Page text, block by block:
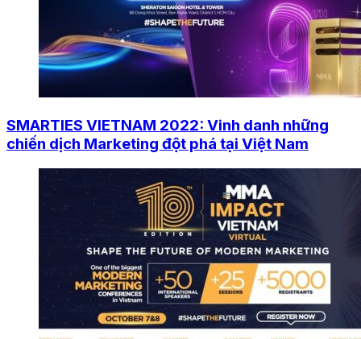
SMARTIES VIETNAM 2022: Vinh danh những
chiến dịch Marketing đột phá tại Việt Nam